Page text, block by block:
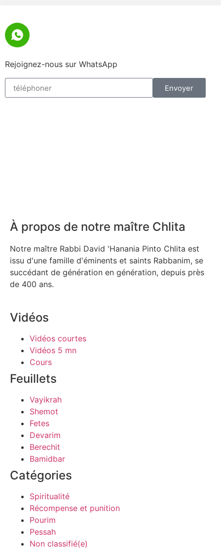
Rejoignez-nous sur WhatsApp
Envoyer
À propos de notre maître Chlita
Notre maître Rabbi David 'Hanania Pinto Chlita est
issu d'une famille d'éminents et saints Rabbanim, se
succédant de génération en génération, depuis près
de 400 ans.
Vidéos
Vidéos courtes
Vidéos 5 mn
Cours
Feuillets
Vayikrah
Shemot
Fetes
Devarim
Berechit
Bamidbar
Catégories
Spiritualité
Récompense et punition
Pourim
Pessah
Non classifié(e)